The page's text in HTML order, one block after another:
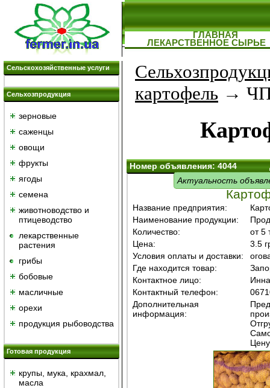
ГЛАВНАЯ
ЛЕКАРСТВЕННОЕ СЫРЬЕ
Сельскохозяйственные услуги
Сельхозпродукция
зерновые
саженцы
овощи
фрукты
ягоды
семена
животноводство и
птицеводство
лекарственные
растения
грибы
бобовые
масличные
орехи
продукция рыбоводства
Готовая продукция
крупы, мука, крахмал,
масла
картофель → ЧП
Номер объявления: 4044
Актуальность
Название предприятия:
Наименование продукции:
Количество:
от 5
Цена:
3.5
Условия оплаты и доставки:
Где находится товар:
Контактное лицо:
Инна
Контактный телефон:
Дополнительная
информация: